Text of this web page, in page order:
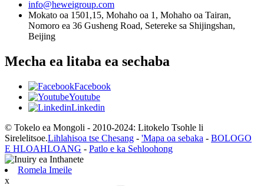
info@heweigroup.com
Mokato oa 1501,15, Mohaho oa 1, Mohaho oa Tairan,
Nomoro ea 36 Gusheng Road, Setereke sa Shijingshan,
Beijing
Mecha ea litaba ea sechaba
Facebook
Youtube
Linkedin
© Tokelo ea Mongoli - 2010-2024: Litokelo Tsohle li
Sirelelitsoe.Lihlahisoa tse Chesang - 'Mapa oa sebaka - BOLOGO
E HLOAHLOANG - Patlo e ka Sehloohong
Romela Imeile
x